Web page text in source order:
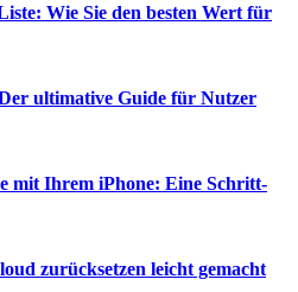
Wie Sie den besten Wert für
ultimative Guide für Nutzer
mit Ihrem iPhone: Eine Schritt-
zurücksetzen leicht gemacht